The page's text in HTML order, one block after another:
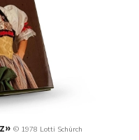
© 1978 Lotti Schürch